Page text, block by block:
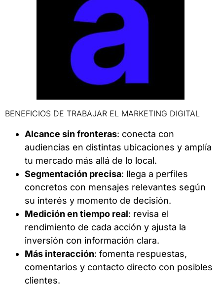
BENEFICIOS DE TRABAJAR EL MARKETING DIGITAL
Alcance sin fronteras: conecta con
audiencias en distintas ubicaciones y amplía
tu mercado más allá de lo local.
Segmentación precisa: llega a perfiles
concretos con mensajes relevantes según
su interés y momento de decisión.
Medición en tiempo real: revisa el
rendimiento de cada acción y ajusta la
inversión con información clara.
Más interacción: fomenta respuestas,
comentarios y contacto directo con posibles
clientes.